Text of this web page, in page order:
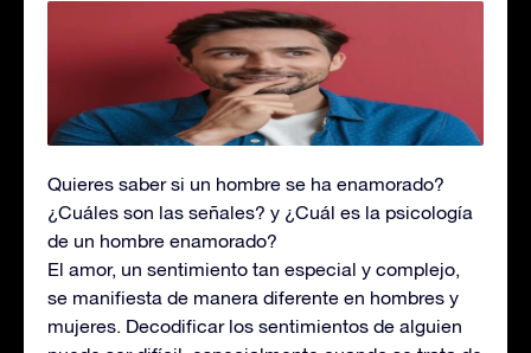
Quieres saber si un hombre se ha enamorado?
¿Cuáles son las señales? y ¿Cuál es la psicología
de un hombre enamorado?
El amor, un sentimiento tan especial y complejo,
se manifiesta de manera diferente en hombres y
mujeres. Decodificar los sentimientos de alguien